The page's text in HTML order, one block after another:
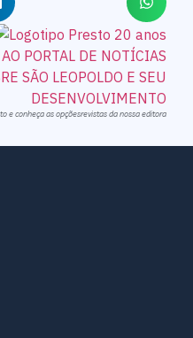
e conheça as opçõesrevistas da nossa editora